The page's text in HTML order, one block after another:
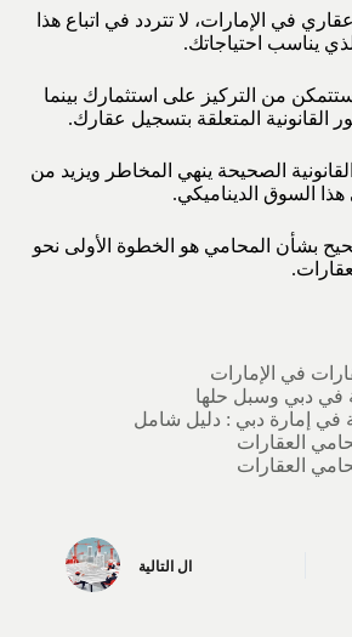
في الإمارات، لا تتردد في اتباع هذا
يناسب احتياجاتك.
من التركيز على استثمارك بينما
القانونية المتعلقة بتسجيل عقارك.
الصحيحة ينهي المخاطر ويزيد من
السوق الديناميكي.
بشأن المحامي هو الخطوة الأولى نحو
في الإمارات
في دبي وسبل حلها
في إمارة دبي : دليل شامل
العقارات
العقارات
ال التالية